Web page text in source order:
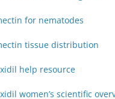
for nematodes
tissue distribution
help resource
women’s scientific